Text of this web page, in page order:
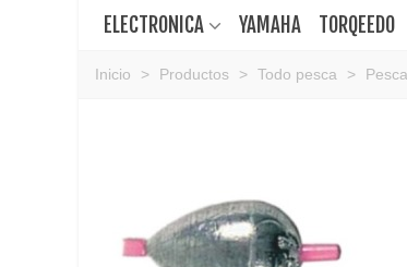
ELECTRONICA
YAMAHA TORQEEDO
Inicio > Productos > Todo pesca > Pesca